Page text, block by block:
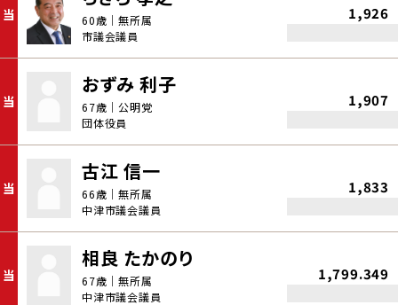
当
60歳｜無所属
市議会議員
1,926
当
おずみ 利子
67歳｜公明党
団体役員
1,907
当
古江 信一
66歳｜無所属
中津市議会議員
1,833
当
相良 たかのり
67歳｜無所属
中津市議会議員
1,799.349